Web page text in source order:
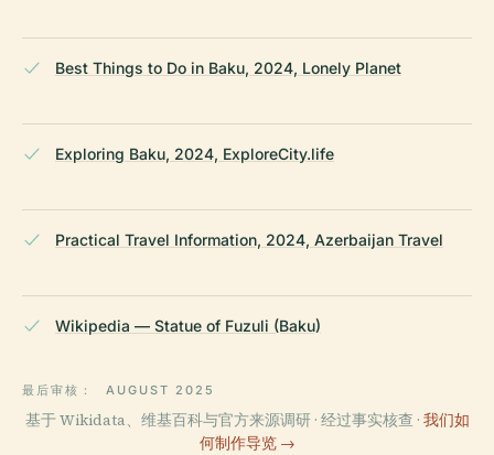
Best Things to Do in Baku, 2024, Lonely Planet
Exploring Baku, 2024, ExploreCity.life
Practical Travel Information, 2024, Azerbaijan Travel
Wikipedia — Statue of Fuzuli (Baku)
最后审核： AUGUST 2025
基于 Wikidata、维基百科与官方来源调研 · 经过事实核查 · 我们如
何制作导览 →